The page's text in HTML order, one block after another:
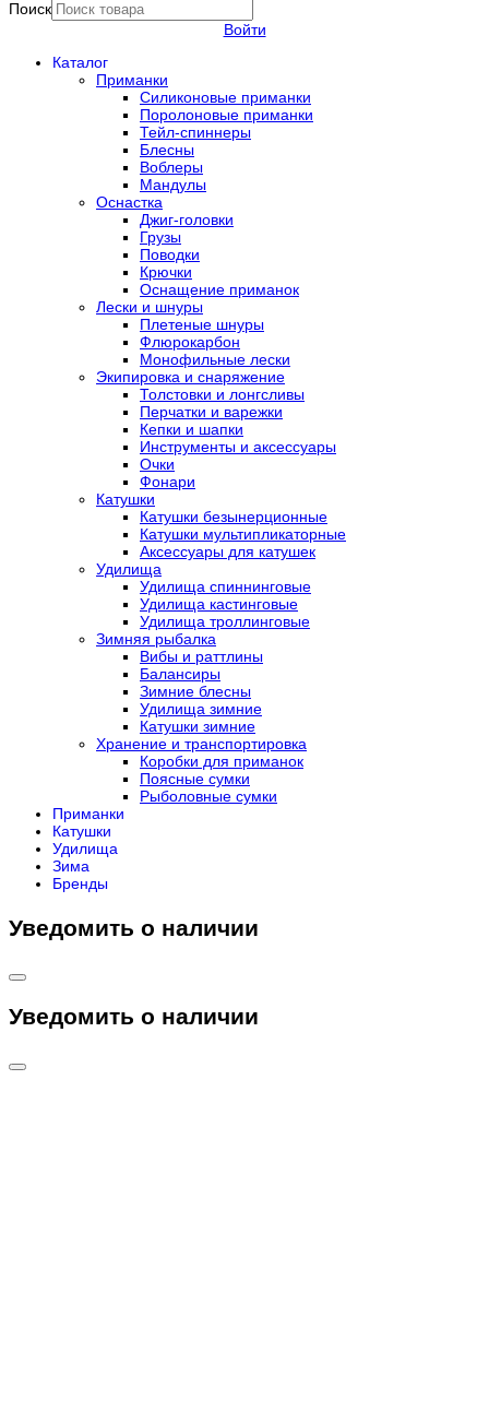
Поиск
Войти
Каталог
Приманки
Силиконовые приманки
Поролоновые приманки
Тейл-спиннеры
Блесны
Воблеры
Мандулы
Оснастка
Джиг-головки
Грузы
Поводки
Крючки
Оснащение приманок
Лески и шнуры
Плетеные шнуры
Флюрокарбон
Монофильные лески
Экипировка и снаряжение
Толстовки и лонгсливы
Перчатки и варежки
Кепки и шапки
Инструменты и аксессуары
Очки
Фонари
Катушки
Катушки безынерционные
Катушки мультипликаторные
Аксессуары для катушек
Удилища
Удилища спиннинговые
Удилища кастинговые
Удилища троллинговые
Зимняя рыбалка
Вибы и раттлины
Балансиры
Зимние блесны
Удилища зимние
Катушки зимние
Хранение и транспортировка
Коробки для приманок
Поясные сумки
Рыболовные сумки
Приманки
Катушки
Удилища
Зима
Бренды
Уведомить о наличии
Уведомить о наличии